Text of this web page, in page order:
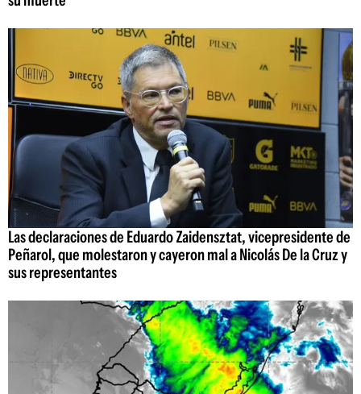
Las declaraciones de Eduardo Zaidensztat, vicepresidente de
Peñarol, que molestaron y cayeron mal a Nicolás De la Cruz y
sus representantes